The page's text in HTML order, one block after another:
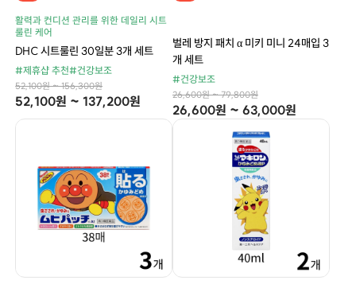
활력과 컨디션 관리를 위한 데일리 시트
룰린 케어
DHC 시트룰린 30일분 3개 세트
#제휴샵 추천#건강보조
52,100원 ~ 156,300원
52,100원 ~ 137,200원
벌레 방지 패치 α 미키 미니 24매입 3
개 세트
#건강보조
26,600원 ~ 79,800원
26,600원 ~ 63,000원